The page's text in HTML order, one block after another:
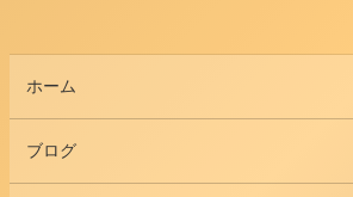
ホーム
ブログ